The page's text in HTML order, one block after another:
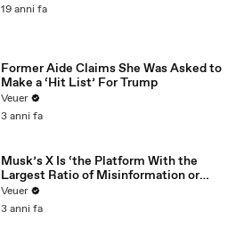
19 anni fa
Former Aide Claims She Was Asked to
Make a ‘Hit List’ For Trump
Veuer
3 anni fa
Musk’s X Is ‘the Platform With the
Largest Ratio of Misinformation or
Disinformation’ Amongst All Social
Media Platforms
Veuer
3 anni fa